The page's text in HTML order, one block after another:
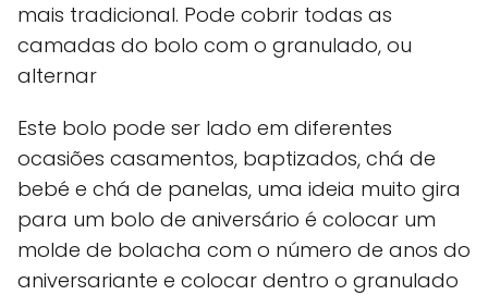
mais tradicional. Pode cobrir todas as
camadas do bolo com o granulado, ou
alternar
Este bolo pode ser lado em diferentes
ocasiões casamentos, baptizados, chá de
bebé e chá de panelas, uma ideia muito gira
para um bolo de aniversário é colocar um
molde de bolacha com o número de anos do
aniversariante e colocar dentro o granulado